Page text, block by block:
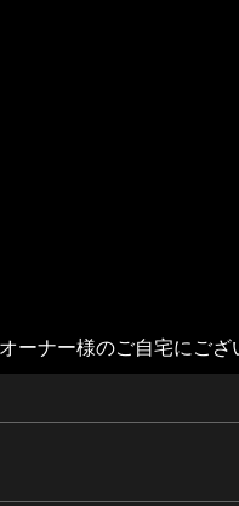
ーナー様のご自宅にご